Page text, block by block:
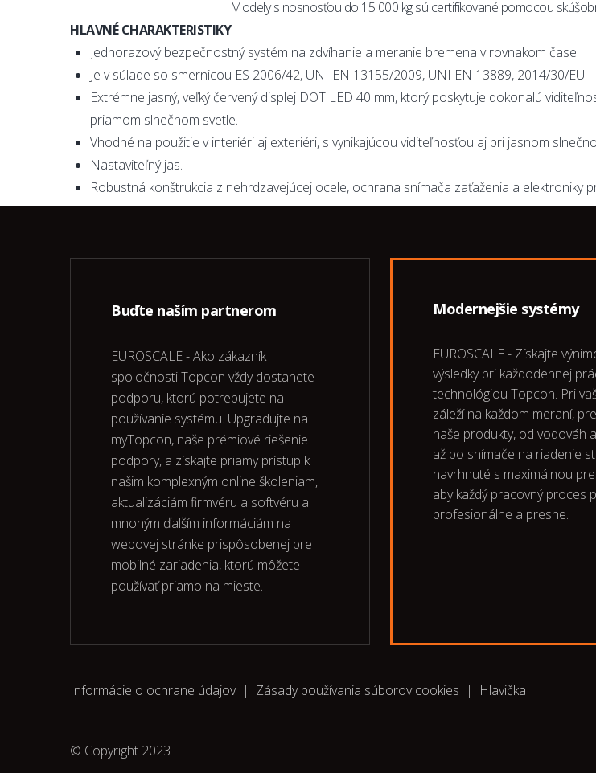
Modely s nosnosťou do 15 000 kg sú certifikované pomocou
HLAVNÉ CHARAKTERISTIKY
Jednorazový bezpečnostný systém na zdvíhanie a meranie bremena v rovnakom čase.
Je v súlade so smernicou ES 2006/42, UNI EN 13155/2009, UNI EN 13889, 2014/30/EU.
Extrémne jasný, veľký červený displej DOT LED 40 mm, ktorý poskytuje dokonalú
priamom slnečnom svetle.
Vhodné na použitie v interiéri aj exteriéri, s vynikajúcou viditeľnosťou aj pri jasnom
Nastaviteľný jas.
Robustná konštrukcia z nehrdzavejúcej ocele, ochrana snímača zaťaženia a elektroniky
Buďte naším partnerom
EUROSCALE - Ako zákazník
spoločnosti Topcon vždy dostanete
podporu, ktorú potrebujete na
používanie systému. Upgradujte na
myTopcon, naše prémiové riešenie
podpory, a získajte priamy prístup k
našim komplexným online školeniam,
aktualizáciám firmvéru a softvéru a
mnohým ďalším informáciám na
webovej stránke prispôsobenej pre
mobilné zariadenia, ktorú môžete
používať priamo na mieste.
Modernejšie systémy
EUROSCALE - Získajte
výsledky pri každodennej
technológiou Topcon. Pri
záleží na každom meraní,
naše produkty, od vodováh
až po snímače na riadenie
navrhnuté s maximálnou
aby každý pracovný proces
profesionálne a presne.
Informácie o ochrane údajov| Zásady používania súborov cookies | Hlavička
© Copyright 2023